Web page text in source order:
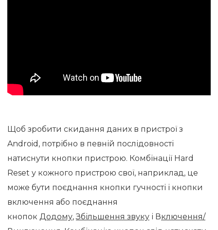
Щоб зробити скидання даних в пристрої з
Android, потрібно в певній послідовності
натиснути кнопки пристрою. Комбінації Hard
Reset у кожного пристрою свої, наприклад, це
може бути поєднання кнопки гучності і кнопки
включення або поєднання
кнопок Додому,Збільшення звуку і Включення/